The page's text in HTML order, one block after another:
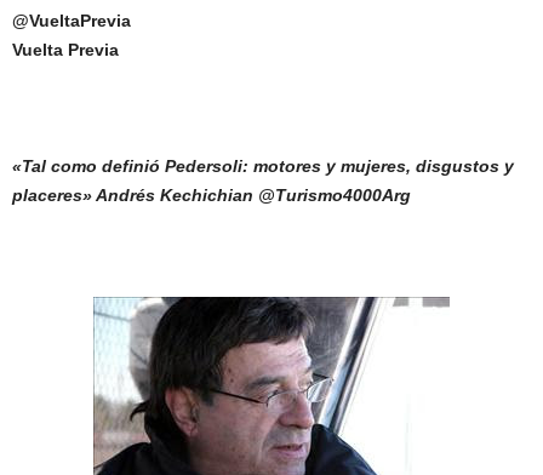
@VueltaPrevia
Vuelta Previa
«Tal como definió Pedersoli: motores y mujeres, disgustos y
placeres» Andrés Kechichian @Turismo4000Arg